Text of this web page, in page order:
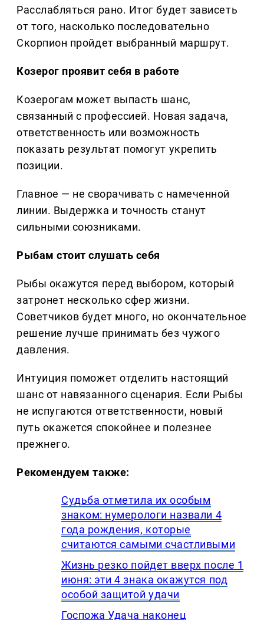
Расслабляться рано. Итог будет зависеть
от того, насколько последовательно
Скорпион пройдет выбранный маршрут.
Козерог проявит себя в работе
Козерогам может выпасть шанс,
связанный с профессией. Новая задача,
ответственность или возможность
показать результат помогут укрепить
позиции.
Главное — не сворачивать с намеченной
линии. Выдержка и точность станут
сильными союзниками.
Рыбам стоит слушать себя
Рыбы окажутся перед выбором, который
затронет несколько сфер жизни.
Советчиков будет много, но окончательное
решение лучше принимать без чужого
давления.
Интуиция поможет отделить настоящий
шанс от навязанного сценария. Если Рыбы
не испугаются ответственности, новый
путь окажется спокойнее и полезнее
прежнего.
Рекомендуем также:
Судьба отметила их особым
знаком: нумерологи назвали 4
года рождения, которые
считаются самыми счастливыми
Жизнь резко пойдет вверх после 1
июня: эти 4 знака окажутся под
особой защитой удачи
Госпожа Удача наконец